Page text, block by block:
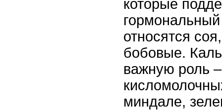
которые
относятся
бобовые.
важную роль
миндале,